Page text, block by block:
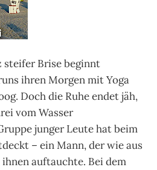
steifer Brise beginnt
ihren Morgen mit Yoga
Doch die Ruhe endet jäh,
vom Wasser
junger Leute hat beim
– ein Mann, der wie aus
auftauchte. Bei dem